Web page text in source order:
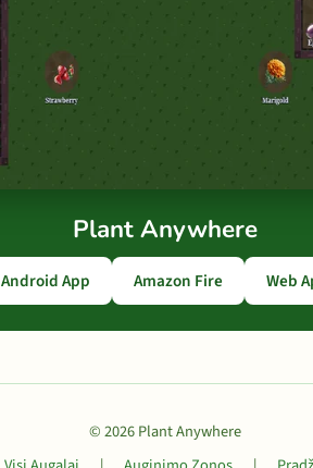
Plant Anywhere
Android App Amazon Fire Web
© 2026 Plant Anywhere